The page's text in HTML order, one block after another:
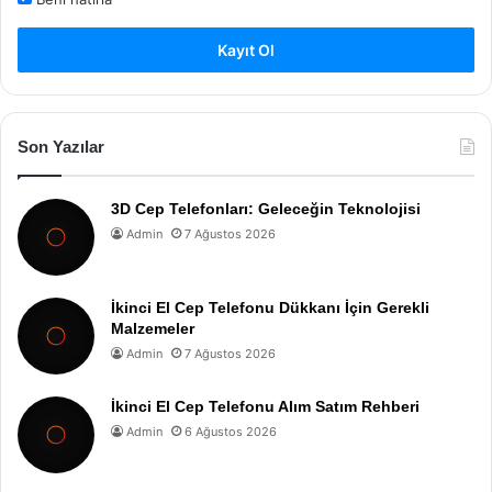
Kayıt Ol
Son Yazılar
3D Cep Telefonları: Geleceğin Teknolojisi
Admin 7 Ağustos 2026
İkinci El Cep Telefonu Dükkanı İçin Gerekli
Malzemeler
Admin 7 Ağustos 2026
İkinci El Cep Telefonu Alım Satım Rehberi
Admin 6 Ağustos 2026